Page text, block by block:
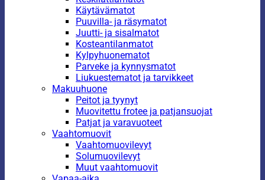
Käytävämatot
Puuvilla- ja räsymatot
Juutti- ja sisalmatot
Kosteantilanmatot
Kylpyhuonematot
Parveke ja kynnysmatot
Liukuestematot ja tarvikkeet
Makuuhuone
Peitot ja tyynyt
Muovitettu frotee ja patjansuojat
Patjat ja varavuoteet
Vaahtomuovit
Vaahtomuovilevyt
Solumuovilevyt
Muut vaahtomuovit